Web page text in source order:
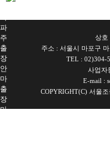
파
주
출
장
안
마
출
장
마
상호
주소 : 서울시 마포구
TEL : 02)304-
사업자
E-mail :
COPYRIGHT(C) 서울